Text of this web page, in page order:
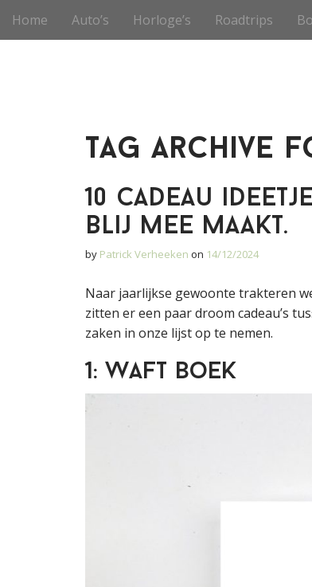
i
Home Auto’s Horloge’s Roadtrips
Tag Archive
10 cadeau
blij mee maakt.
by Patrick Verheeken on 14/12/2024
Naar jaarlijkse gewoonte trakteren
zitten er een paar droom cadeau’s
zaken in onze lijst op te nemen.
1: Waft boek